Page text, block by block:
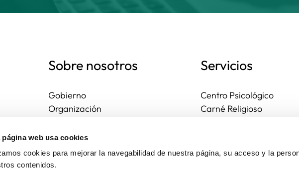
página web usa cookies
cookies para mejorar la navegabilidad de nuestra página, su acceso y la
contenidos.
Sobre nosotros
Gobierno
Organización
Entornos seguros
Contacto
Servicios
Centro Psicológico
Carné Religioso
Actividades